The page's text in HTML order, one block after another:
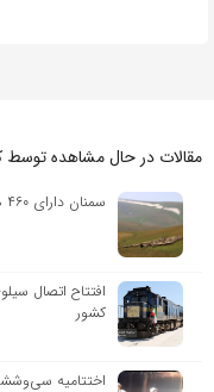
مقالات در حال مشاهده توسط
سمنان دارای ۴۶۰ هزار هکتار مرتع است
افتتاح اتصال
کشور
اختتامیه